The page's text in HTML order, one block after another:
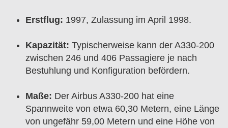
Erstflug: 1997, Zulassung im April 1998.
Kapazität: Typischerweise kann der A330-200
zwischen 246 und 406 Passagiere je nach
Bestuhlung und Konfiguration befördern.
Maße: Der Airbus A330-200 hat eine
Spannweite von etwa 60,30 Metern, eine Länge
von ungefähr 59,00 Metern und eine Höhe von